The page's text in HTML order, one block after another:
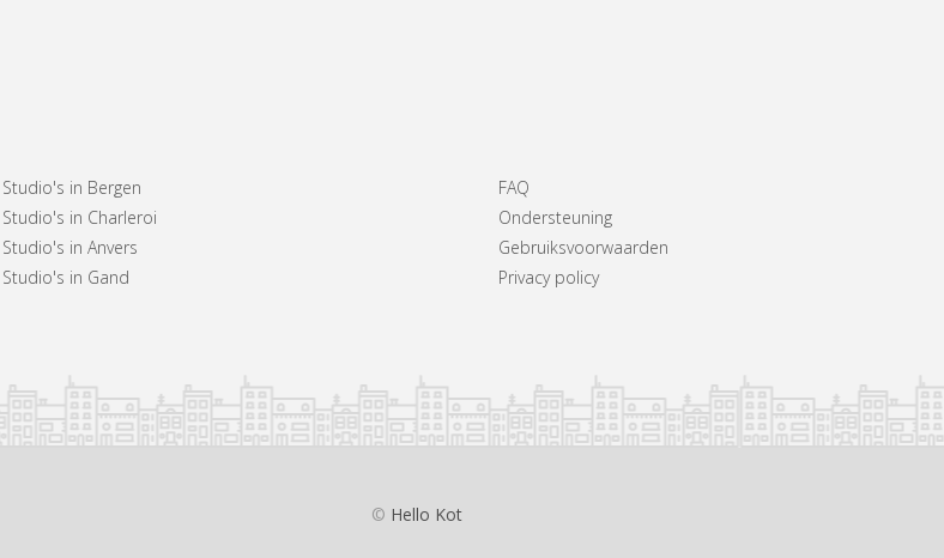
Studio's in Bergen
Studio's in Charleroi
Studio's in Anvers
Studio's in Gand
FAQ
Ondersteuning
Gebruiksvoorwaarden
Privacy policy
© Hello Kot